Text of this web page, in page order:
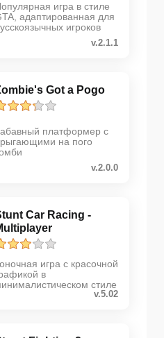
игра в стиле
адаптированная для
игроков
v.2.1.1
Got a Pogo
платформер с
на пого
v.2.0.0
Car Racing -
игра с красочной
в
стиле
v.5.02